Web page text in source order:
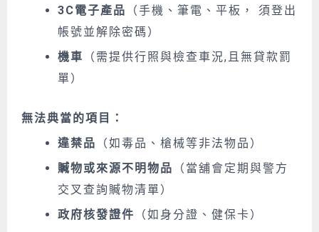
3C電子產品
（手機、筆電、平板，
須登出
帳號並解除密碼 ）
機車
（ 需提供行照與檢查車況,且無貸款罰
單 ）
無法典當的項目：
違禁品
（如毒品、槍械等非法物品）
贓物或來源不明物品
（當舖會定期與警方
交叉查詢贓物清單）
政府核發證件
（如身分證、健保卡）